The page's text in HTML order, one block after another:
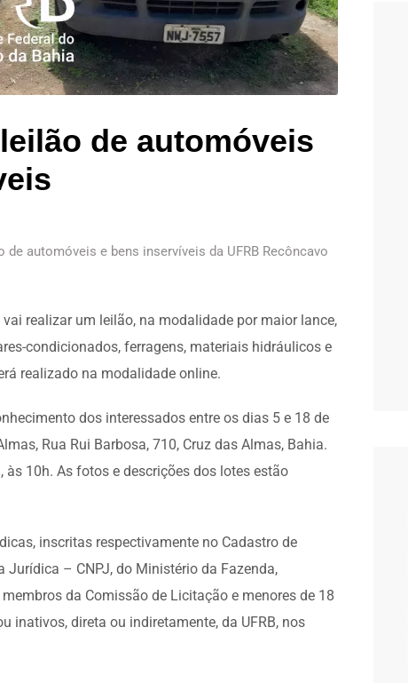
de automóveis
automóveis e bens inservíveis da UFRB Recôncavo
realizar um leilão, na modalidade por maior lance,
condicionados, ferragens, materiais hidráulicos e
realizado na modalidade online.
dos interessados entre os dias 5 e 18 de
Rua Rui Barbosa, 710, Cruz das Almas, Bahia.
10h. As fotos e descrições dos lotes estão
inscritas respectivamente no Cadastro de
Jurídica – CNPJ, do Ministério da Fazenda,
da Comissão de Licitação e menores de 18
inativos, direta ou indiretamente, da UFRB, nos